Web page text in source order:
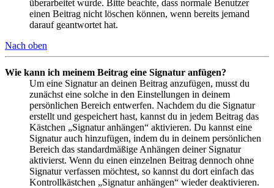
überarbeitet wurde. Bitte beachte, dass normale Benutzer
einen Beitrag nicht löschen können, wenn bereits jemand
darauf geantwortet hat.
Nach oben
Wie kann ich meinem Beitrag eine Signatur anfügen?
Um eine Signatur an deinen Beitrag anzufügen, musst du
zunächst eine solche in den Einstellungen in deinem
persönlichen Bereich entwerfen. Nachdem du die Signatur
erstellt und gespeichert hast, kannst du in jedem Beitrag das
Kästchen „Signatur anhängen“ aktivieren. Du kannst eine
Signatur auch hinzufügen, indem du in deinem persönlichen
Bereich das standardmäßige Anhängen deiner Signatur
aktivierst. Wenn du einen einzelnen Beitrag dennoch ohne
Signatur verfassen möchtest, so kannst du dort einfach das
Kontrollkästchen „Signatur anhängen“ wieder deaktivieren.